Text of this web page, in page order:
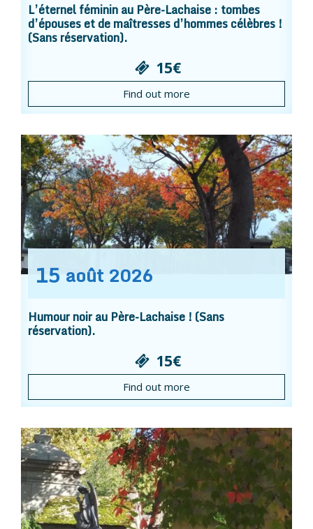
L’éternel féminin au Père-Lachaise : tombes
d’épouses et de maîtresses d’hommes célèbres !
(Sans réservation).
15€
Find out more
15 août 2026
Humour noir au Père-Lachaise ! (Sans
réservation).
15€
Find out more